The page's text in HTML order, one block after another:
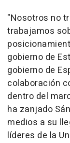
"Nosotros no
trabajamos
gobierno de
gobierno de
colaboración
dentro del
ha zanjado
medios a su
líderes de la